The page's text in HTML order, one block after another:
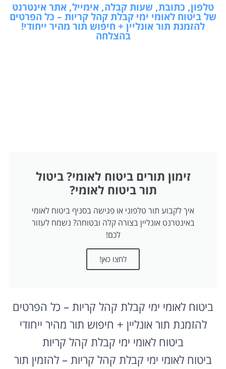
טלפון, כתובת, שעות קבלה, אימייל, אתר אינטרנט
של ביטוח לאומי ימי קבלת קהל קריות – כל הפרטים
להזמנת תור אונליין + חיפוש תור מהיר ייחודי!
בהצלחה
זימון תורים ביטוח לאומי? ביטול
תור ביטוח לאומי?
איך לקבוע תור טלפוני או פגישה בסניף ביטוח לאומי
באינטרנט אונליין בצורה קלה ובטוחה? נשמח לעזור
לכם!
לחצו כאן!
ביטוח לאומי ימי קבלת קהל קריות – כל הפרטים
להזמנת תור אונליין + חיפוש תור מהיר ייחודי
ביטוח לאומי ימי קבלת קהל קריות
ביטוח לאומי ימי קבלת קהל קריות – להזמין תור